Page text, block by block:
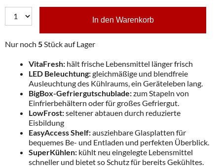
In den Warenkorb
Nur noch 5 Stück auf Lager
VitaFresh: hält frische Lebensmittel länger frisch
LED Beleuchtung:gleichmäßige und blendfreie
Ausleuchtung des Kühlraums, ein Geräteleben lang.
BigBox-Gefriergutschublade:zum Stapeln von
Einfrierbehältern oder für großes Gefriergut.
LowFrost:seltener abtauen durch reduzierte
Eisbildung
EasyAccess Shelf:ausziehbare Glasplatten für
bequemes Be- und Entladen und perfekten Überblick.
SuperKühlen: kühlt neu eingelegte Lebensmittel
schneller und bietet so Schutz für bereits Gekühltes.